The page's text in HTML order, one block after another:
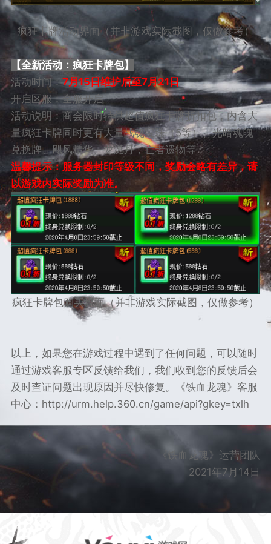
疯狂卡牌活动界面（并非游戏实际截图，仅做参考）
【全新活动：疯狂卡牌包】
活动时间：7月15日维护后至7月21日
开启区服：全服开启
活动说明：商会限时特供超值疯狂卡牌折扣包，内含大
量疯狂卡牌同时更有大量战魂宝珠（5等）、光暗魂魄
兑换牌、飓风精华、龙涎丹，亡者遗物等！
温馨提示：服务器封印等级不同，奖励会略有差异，请
以游戏内实际奖励为准。
疯狂卡牌包购买界面（并非游戏实际截图，仅做参考）
以上，如果您在游戏过程中遇到了任何问题，可以随时
通过游戏客服专区反馈给我们，我们收到您的反馈后会
及时查证问题出现原因并尽快修复。《铁血龙魂》客服
中心： http://urm.help.360.cn/game/api?gkey=txlh
《铁血龙魂》运营团队
2021年7月14日